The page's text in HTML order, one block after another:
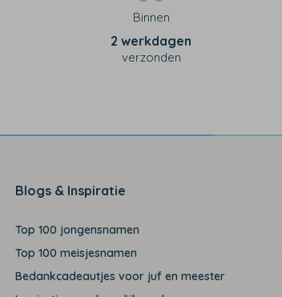
Binnen
2 werkdagen
verzonden
Blogs & Inspiratie
Top 100 jongensnamen
Top 100 meisjesnamen
Bedankcadeautjes voor juf en meester